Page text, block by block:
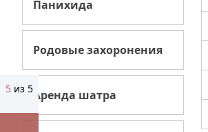
Панихида
Родовые захоронения
Аренда шатра
5 из 5